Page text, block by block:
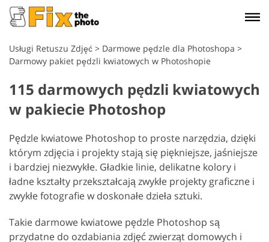
Usługi Retuszu Zdjęć > Darmowe pędzle dla Photoshopa >
Darmowy pakiet pędzli kwiatowych w Photoshopie
115 darmowych pędzli kwiatowych
w pakiecie Photoshop
Pędzle kwiatowe Photoshop to proste narzędzia, dzięki
którym zdjęcia i projekty stają się piękniejsze, jaśniejsze
i bardziej niezwykłe. Gładkie linie, delikatne kolory i
ładne kształty przekształcają zwykłe projekty graficzne i
zwykłe fotografie w doskonałe dzieła sztuki.
Takie darmowe kwiatowe pędzle Photoshop są
przydatne do ozdabiania zdjęć zwierząt domowych i